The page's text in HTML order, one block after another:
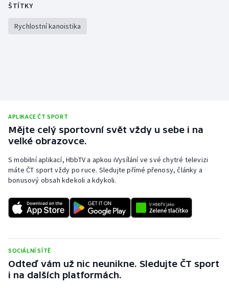
Gymnastika
Krasobruslení
Lezení
Lyže a snowboard
Moderní pětiboj
Motorsport
Olympijské hry
Parasport
ŠTÍTKY
Rychlostní kanoistika
APLIKACE ČT SPORT
Mějte celý sportovní svět vždy u sebe i na
velké obrazovce.
S mobilní aplikací, HbbTV a apkou iVysílání ve své chytré televizi
máte ČT sport vždy po ruce. Sledujte přímé přenosy, články a
bonusový obsah kdekoli a kdykoli.
SOCIÁLNÍ SÍTĚ
Odteď vám už nic neunikne. Sledujte ČT sport
i na dalších platformách.